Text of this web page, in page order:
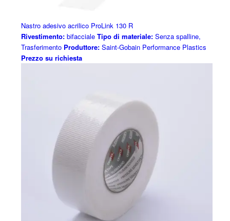
Nastro adesivo acrilico ProLink 130 R
Rivestimento:bifacciale Tipo di materiale:Senza spalline,
Trasferimento Produttore:Saint-Gobain Performance Plastics
Prezzo su richiesta